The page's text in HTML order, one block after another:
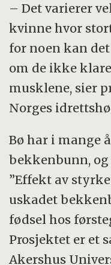
– Det varierer
kvinne hvor
for noen kan
om de ikke
musklene, sier
Norges
Bø har i mange
bekkenbunn,
”Effekt av
uskadet
fødsel hos
Prosjektet er et
Akershus